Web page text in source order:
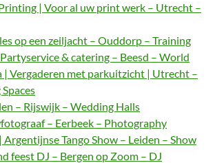
| Voor al uw print werk – Utrecht –
op een zeiljacht – Ouddorp – Training
& catering – Beesd – World
| Vergaderen met parkuitzicht | Utrecht –
– Rijswijk – Wedding Halls
– Eerbeek – Photography
Argentijnse Tango Show – Leiden – Show
feest DJ – Bergen op Zoom – DJ